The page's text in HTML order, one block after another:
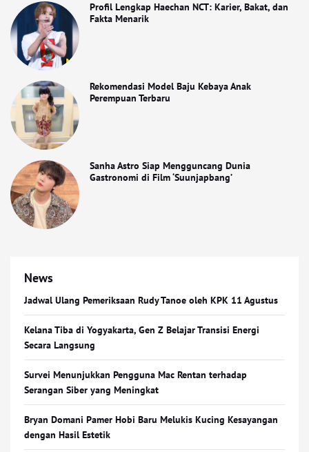
Profil Lengkap Haechan NCT: Karier, Bakat, dan
Fakta Menarik
Rekomendasi Model Baju Kebaya Anak
Perempuan Terbaru
Sanha Astro Siap Mengguncang Dunia
Gastronomi di Film ‘Suunjapbang’
News
Jadwal Ulang Pemeriksaan Rudy Tanoe oleh KPK 11 Agustus
Kelana Tiba di Yogyakarta, Gen Z Belajar Transisi Energi
Secara Langsung
Survei Menunjukkan Pengguna Mac Rentan terhadap
Serangan Siber yang Meningkat
Bryan Domani Pamer Hobi Baru Melukis Kucing Kesayangan
dengan Hasil Estetik